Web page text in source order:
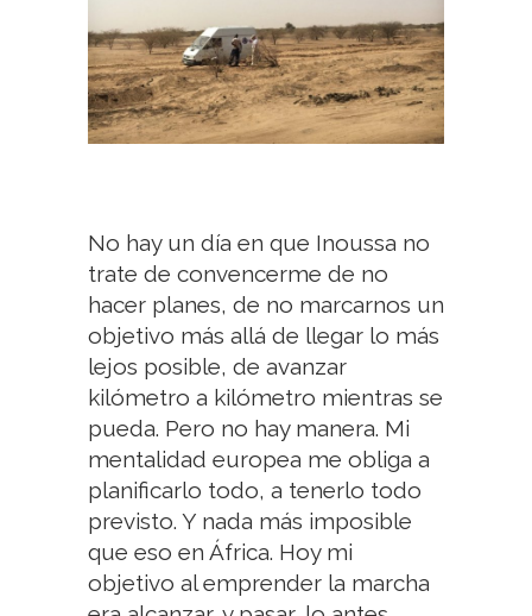
No hay un día en que Inoussa no
trate de convencerme de no
hacer planes, de no marcarnos un
objetivo más allá de llegar lo más
lejos posible, de avanzar
kilómetro a kilómetro mientras se
pueda. Pero no hay manera. Mi
mentalidad europea me obliga a
planificarlo todo, a tenerlo todo
previsto. Y nada más imposible
que eso en África. Hoy mi
objetivo al emprender la marcha